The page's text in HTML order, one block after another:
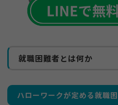
就職困難者とは何か
ハローワークが定める就職